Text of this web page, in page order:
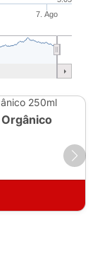
7. Ago
Orgânico